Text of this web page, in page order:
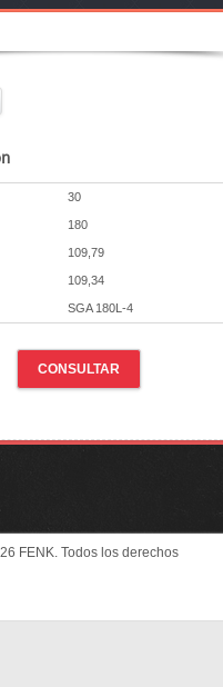
30
180
109,79
109,34
SGA 180L-4
CONSULTAR
FENK. Todos los derechos